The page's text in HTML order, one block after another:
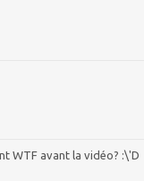
WTF avant la vidéo? :\'D